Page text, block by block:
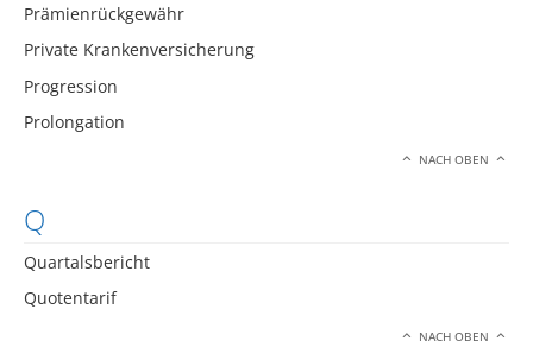
Prämienrückgewähr
Private Krankenversicherung
Progression
Prolongation
NACH OBEN
Q
Quartalsbericht
Quotentarif
NACH OBEN